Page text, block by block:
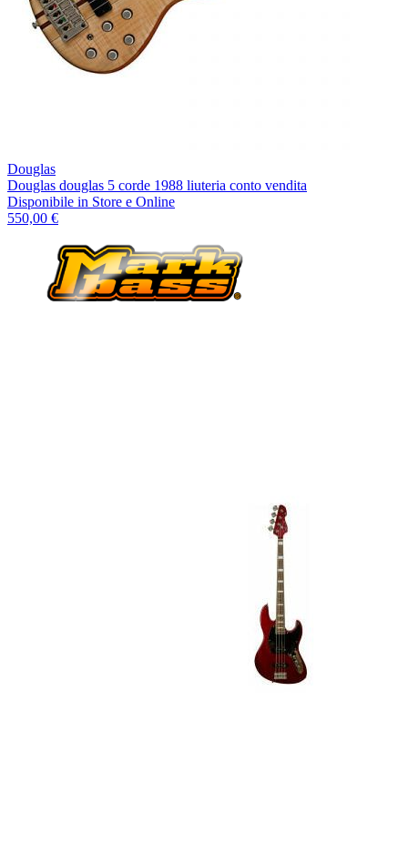
Douglas
Douglas douglas 5 corde 1988 liuteria conto vendita
Disponibile in Store e Online
550,00 €